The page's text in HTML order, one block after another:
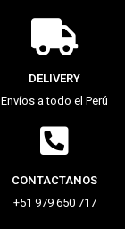
DELIVERY
Envíos a todo el Perú
CONTACTANOS
+51 979 650 717